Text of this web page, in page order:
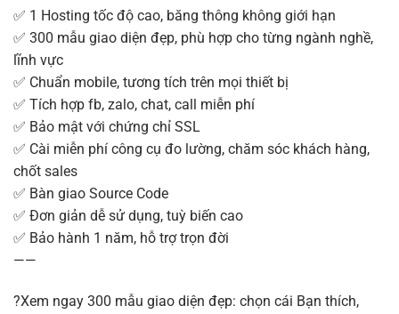
✅ 1 Hosting tốc độ cao, băng thông không giới hạn
✅ 300 mẫu giao diện đẹp, phù hợp cho từng ngành nghề,
lĩnh vực
✅ Chuẩn mobile, tương tích trên mọi thiết bị
✅ Tích hợp fb, zalo, chat, call miễn phí
✅ Bảo mật với chứng chỉ SSL
✅ Cài miễn phí công cụ đo lường, chăm sóc khách hàng,
chốt sales
✅ Bàn giao Source Code
✅ Đơn giản dễ sử dụng, tuỳ biến cao
✅ Bảo hành 1 năm, hỗ trợ trọn đời
——
?Xem ngay 300 mẫu giao diện đẹp: chọn cái Bạn thích,